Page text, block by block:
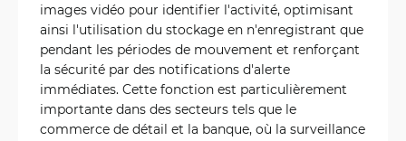
images vidéo pour identifier l'activité, optimisant
ainsi l'utilisation du stockage en n'enregistrant que
pendant les périodes de mouvement et renforçant
la sécurité par des notifications d'alerte
immédiates. Cette fonction est particulièrement
importante dans des secteurs tels que le
commerce de détail et la banque, où la surveillance